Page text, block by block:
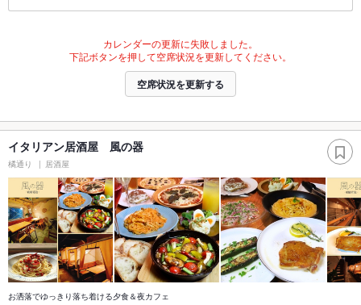
カレンダーの更新に失敗しました。
下記ボタンを押して空席状況を更新してください。
空席状況を更新する
イタリアン居酒屋 風の器
橘通り 居酒屋
お洒落でゆっきり落ち着ける夕食＆夜カフェ